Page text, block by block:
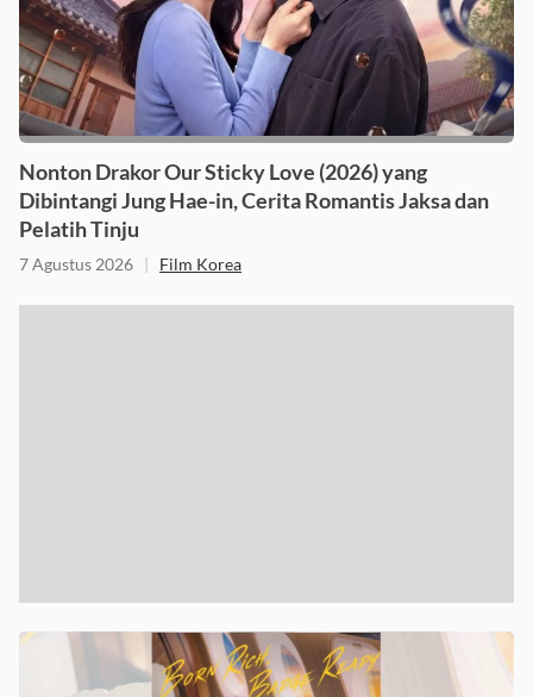
Nonton Drakor Our Sticky Love (2026) yang
Dibintangi Jung Hae-in, Cerita Romantis Jaksa dan
Pelatih Tinju
7 Agustus 2026 | Film Korea